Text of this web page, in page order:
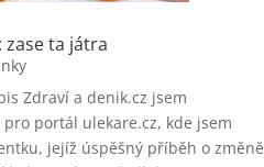
ta játra
Zdraví a denik.cz jsem
portál ulekare.cz, kde jsem
jejíž úspěšný příběh o změně